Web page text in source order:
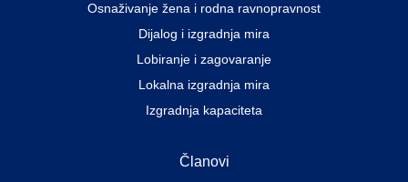
Osnaživanje žena i rodna ravnopravnost
Dijalog i izgradnja mira
Lobiranje i zagovaranje
Lokalna izgradnja mira
Izgradnja kapaciteta
Članovi